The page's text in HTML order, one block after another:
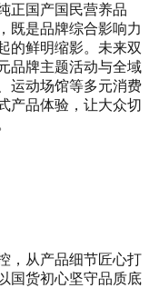
正国产国民营养品
既是品牌综合影响力
的鲜明缩影。未来双
品牌主题活动与全域
运动场馆等多元消费
产品体验，让大众切
，从产品细节匠心打
国货初心坚守品质底